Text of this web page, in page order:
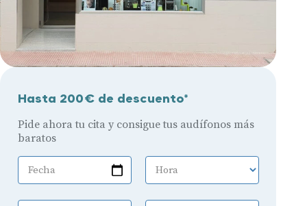
Hasta 200€ de descuento*
Pide ahora tu cita y consigue tus audífonos más
baratos
Fecha Hora